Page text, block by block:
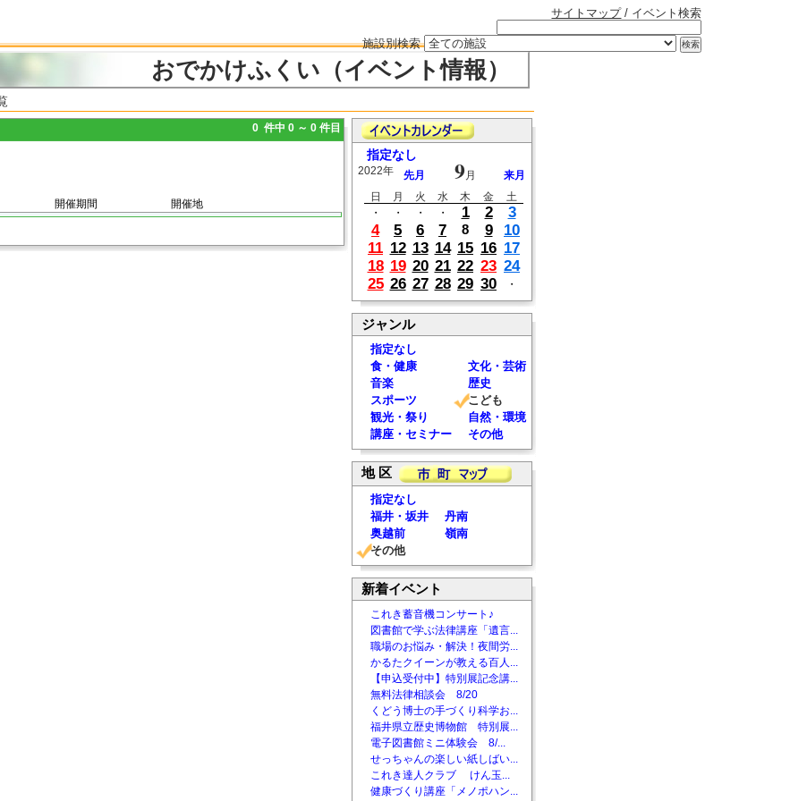
サイトマップ/ イベント検索
施設別検索
おでかけふくい（イベント情報）
0 件中 0 ～ 0 件目
開催期間 開催地
指定なし
2022年 先月 9月
来月
日
月 火 水 木 金
土
・
・ ・ ・ 1 2
3
4
5 6 7 8 9
10
11 12 13 14 15 16 17
18 19 20 21 22 23 24
25 26 27 28 29 30 ・
ジャンル
指定なし
食・健康
文化・芸術
音楽
歴史
スポーツ
こども
観光・祭り
自然・環境
講座・セミナー
その他
地 区
指定なし
福井・坂井
丹南
奥越前
嶺南
その他
新着イベント
これき蓄音機コンサート♪
図書館で学ぶ法律講座「遺言...
職場のお悩み・解決！夜間労...
かるたクイーンが教える百人...
【申込受付中】特別展記念講...
無料法律相談会 8/20
くどう博士の手づくり科学お...
福井県立歴史博物館 特別展...
電子図書館ミニ体験会 8/...
せっちゃんの楽しい紙しばい...
これき達人クラブ けん玉...
健康づくり講座「メノポハン...